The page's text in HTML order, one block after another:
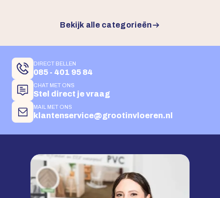
Bekijk alle categorieën
DIRECT BELLEN
085 - 401 95 84
CHAT MET ONS
Stel direct je vraag
MAIL MET ONS
klantenservice@grootinvloeren.nl